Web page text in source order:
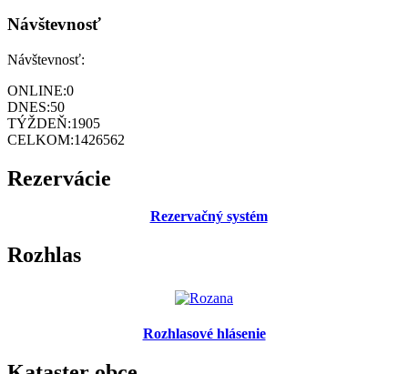
Návštevnosť
Návštevnosť:
ONLINE:0
DNES:50
TÝŽDEŇ:1905
CELKOM:1426562
Rezervácie
Rezervačný systém
Rozhlas
Rozhlasové hlásenie